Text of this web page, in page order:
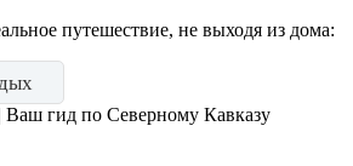
путешествие, не выходя из дома:
Ваш гид по Северному Кавказу